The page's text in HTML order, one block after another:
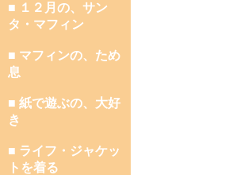
■ １２月の、サン
タ・マフィン
■ マフィンの、ため
息
■ 紙で遊ぶの、大好
き
■ ライフ・ジャケッ
トを着る